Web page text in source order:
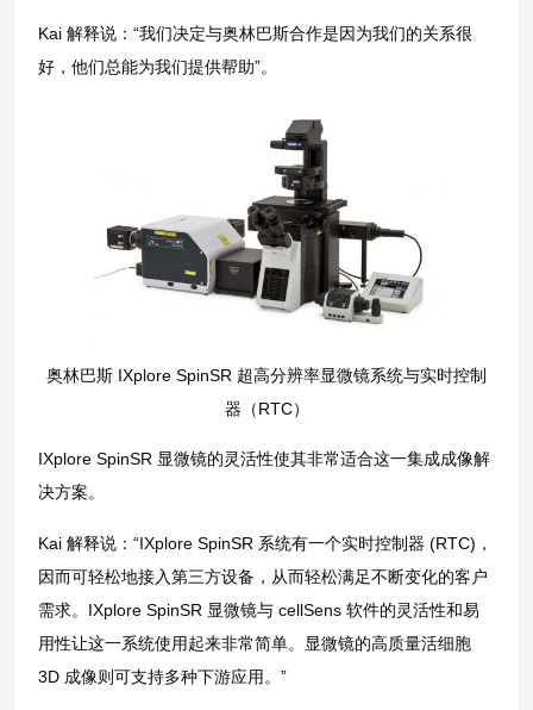
Kai 解释说：“我们决定与奥林巴斯合作是因为我们的关系很
好，他们总能为我们提供帮助”。
奥林巴斯 IXplore SpinSR 超高分辨率显微镜系统与实时控制
器（RTC）
IXplore SpinSR 显微镜的灵活性使其非常适合这一集成成像解
决方案。
Kai 解释说：“IXplore SpinSR 系统有一个实时控制器 (RTC)，
因而可轻松地接入第三方设备，从而轻松满足不断变化的客户
需求。IXplore SpinSR 显微镜与 cellSens 软件的灵活性和易
用性让这一系统使用起来非常简单。显微镜的高质量活细胞
3D 成像则可支持多种下游应用。”